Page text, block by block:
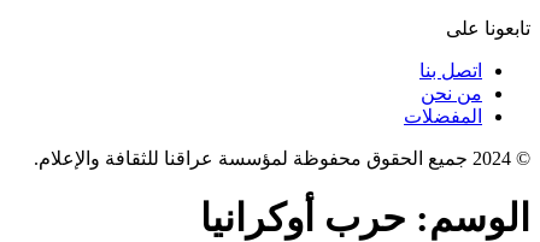
تابعونا على
اتصل بنا
من نحن
المفضلات
© 2024 جميع الحقوق محفوظة لمؤسسة عراقنا للثقافة والإعلام.
الوسم: حرب أوكرانيا